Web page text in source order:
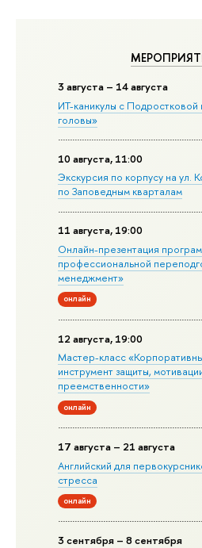
3 августа – 14 августа
ИТ-каникулы с
головы»
10 августа, 11:00
Экскурсия по корпусу на ул.
по Заповедным кварталам
11 августа, 19:00
Онлайн-презентация
профессиональной
менеджмент»
онлайн
12 августа, 19:00
Мастер-класс
инструмент защиты,
преемственности»
онлайн
17 августа – 21 августа
Английский для
стресса
онлайн
3 сентября – 8 сентября